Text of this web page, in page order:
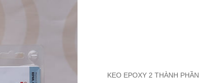
KEO EPOXY 2 THÀNH PHẦN